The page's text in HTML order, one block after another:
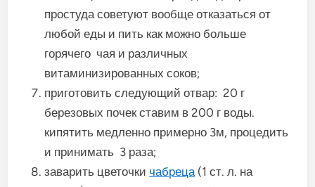
простуда советуют вообще отказаться от
любой еды и пить как можно больше
горячего чая и различных
витаминизированных соков;
приготовить следующий отвар: 20 г
березовых почек ставим в 200 г воды.
кипятить медленно примерно 3м, процедить
и принимать 3 раза;
заварить цветочки чабреца(1 ст. л. на